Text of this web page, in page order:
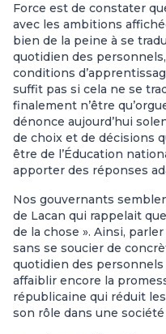
Force est de constater
avec les ambitions
bien de la peine à se
quotidien des
conditions
suffit pas si cela ne se
finalement n’être
dénonce aujourd’hui
de choix et de décisions
être de l’Éducation
apporter des réponses
Nos gouvernants
de Lacan qui rappelait
de la chose ». Ainsi,
sans se soucier de
quotidien des personnels
affaiblir encore la
républicaine qui réduit
son rôle dans une